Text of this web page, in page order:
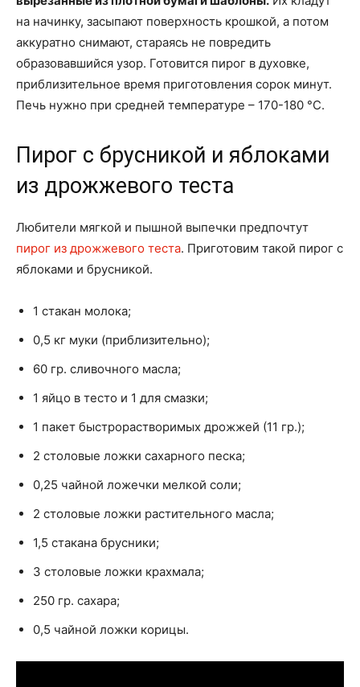
на начинку, засыпают поверхность крошкой, а потом
аккуратно снимают, стараясь не повредить
образовавшийся узор. Готовится пирог в духовке,
приблизительное время приготовления сорок минут.
Печь нужно при средней температуре – 170-180 °C.
Пирог с брусникой и яблоками
из дрожжевого теста
Любители мягкой и пышной выпечки предпочтут
пирог из дрожжевого теста. Приготовим такой пирог с
яблоками и брусникой.
1 стакан молока;
0,5 кг муки (приблизительно);
60 гр. сливочного масла;
1 яйцо в тесто и 1 для смазки;
1 пакет быстрорастворимых дрожжей (11 гр.);
2 столовые ложки сахарного песка;
0,25 чайной ложечки мелкой соли;
2 столовые ложки растительного масла;
1,5 стакана брусники;
3 столовые ложки крахмала;
250 гр. сахара;
0,5 чайной ложки корицы.